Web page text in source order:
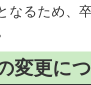
なるため、
変更に